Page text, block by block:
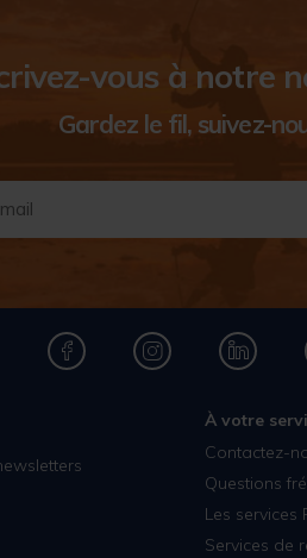
vous à notre
Gardez le fil, suivez-
À votre
Contactez-
Questions
Les services
Services de